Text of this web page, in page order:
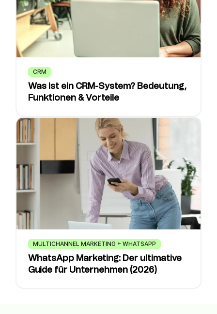
CRM
Was ist ein CRM-System? Bedeutung,
Funktionen & Vorteile
MULTICHANNEL MARKETING + WHATSAPP
WhatsApp Marketing: Der ultimative
Guide für Unternehmen (2026)